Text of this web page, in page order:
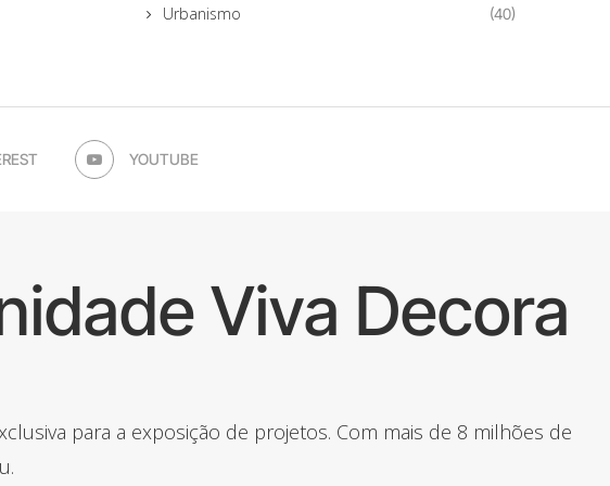
Urbanismo (40)
YOUTUBE
Viva Decora
para a exposição de projetos. Com mais de 8 milhões de